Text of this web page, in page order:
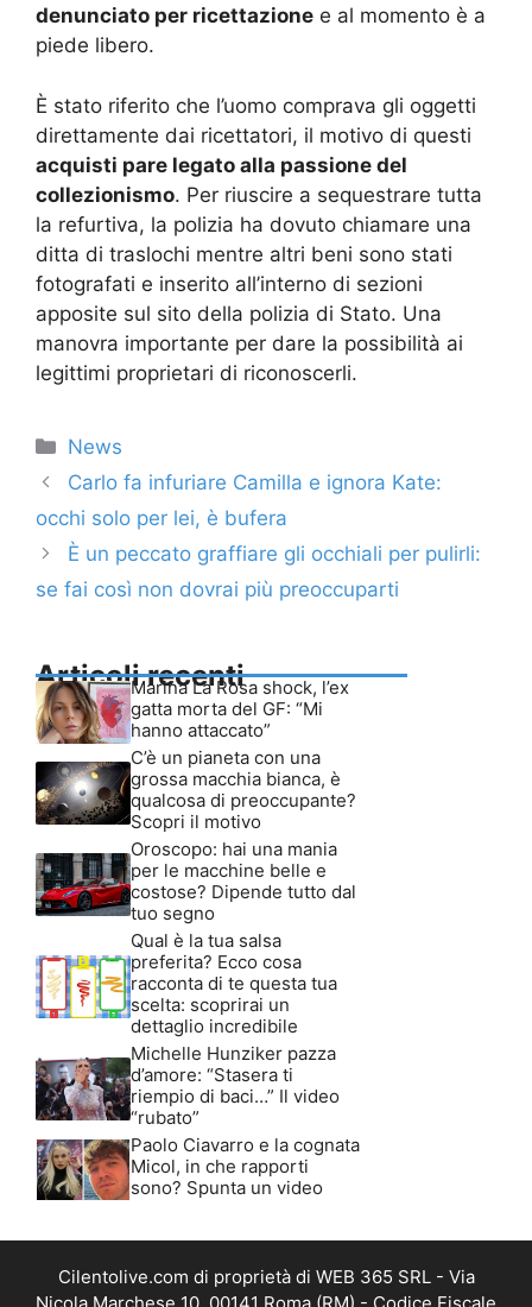
denunciato per ricettazione e al momento è a
piede libero.
È stato riferito che l’uomo comprava gli oggetti
direttamente dai ricettatori, il motivo di questi
acquisti pare legato alla passione del
collezionismo. Per riuscire a sequestrare tutta
la refurtiva, la polizia ha dovuto chiamare una
ditta di traslochi mentre altri beni sono stati
fotografati e inserito all’interno di sezioni
apposite sul sito della polizia di Stato. Una
manovra importante per dare la possibilità ai
legittimi proprietari di riconoscerli.
Categorie
News
Carlo fa infuriare Camilla e ignora Kate:
occhi solo per lei, è bufera
È un peccato graffiare gli occhiali per pulirli:
se fai così non dovrai più preoccuparti
Articoli recenti
Marina La Rosa shock, l’ex
gatta morta del GF: “Mi
hanno attaccato”
C’è un pianeta con una
grossa macchia bianca, è
qualcosa di preoccupante?
Scopri il motivo
Oroscopo: hai una mania
per le macchine belle e
costose? Dipende tutto dal
tuo segno
Qual è la tua salsa
preferita? Ecco cosa
racconta di te questa tua
scelta: scoprirai un
dettaglio incredibile
Michelle Hunziker pazza
d’amore: “Stasera ti
riempio di baci…” Il video
“rubato”
Paolo Ciavarro e la cognata
Micol, in che rapporti
sono? Spunta un video
Cilentolive.com di proprietà di WEB 365 SRL - Via
Nicola Marchese 10, 00141 Roma (RM) - Codice Fiscale